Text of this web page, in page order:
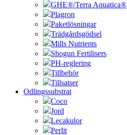
GHE®/Terra Aquatica®
Plagron
Paketlösningar
Trädgårdsgödsel
Mills Nutrients
Shogun Fertilisers
PH-reglering
Tillbehör
Tillsatser
Odlingssubstrat
Coco
Jord
Lecakulor
Perlit